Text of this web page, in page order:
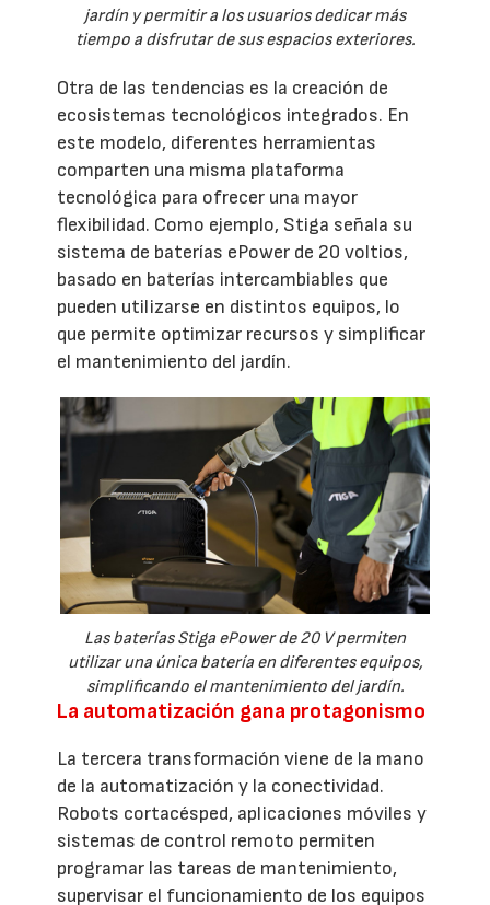
jardín y permitir a los usuarios dedicar más
tiempo a disfrutar de sus espacios exteriores.
Otra de las tendencias es la creación de
ecosistemas tecnológicos integrados. En
este modelo, diferentes herramientas
comparten una misma plataforma
tecnológica para ofrecer una mayor
flexibilidad. Como ejemplo, Stiga señala su
sistema de baterías ePower de 20 voltios,
basado en baterías intercambiables que
pueden utilizarse en distintos equipos, lo
que permite optimizar recursos y simplificar
el mantenimiento del jardín.
Las baterías Stiga ePower de 20 V permiten
utilizar una única batería en diferentes equipos,
simplificando el mantenimiento del jardín.
La automatización gana protagonismo
La tercera transformación viene de la mano
de la automatización y la conectividad.
Robots cortacésped, aplicaciones móviles y
sistemas de control remoto permiten
programar las tareas de mantenimiento,
supervisar el funcionamiento de los equipos